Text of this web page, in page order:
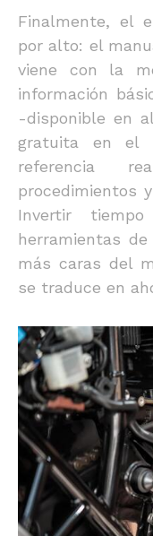
Finalmente, el
por alto: el
viene con la
información
-disponible en
gratuita en el
referencia
procedimientos
Invertir
herramientas
más caras del
se traduce en